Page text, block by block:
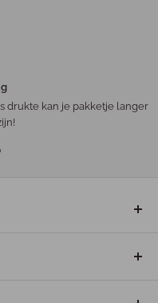
drukte kan je pakketje langer